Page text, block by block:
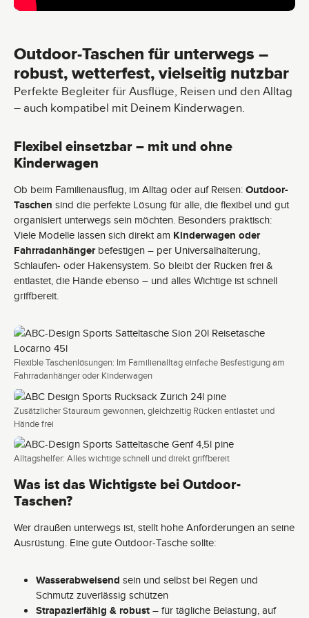
3
Outdoor-Taschen für unterwegs –
robust, wetterfest, vielseitig nutzbar
Perfekte Begleiter für Ausflüge, Reisen und den Alltag
– auch kompatibel mit Deinem Kinderwagen.
Flexibel einsetzbar – mit und ohne
Kinderwagen
Ob beim Familienausflug, im Alltag oder auf Reisen:Outdoor-
Taschen sind die perfekte Lösung für alle, die flexibel und gut
organisiert unterwegs sein möchten. Besonders praktisch:
Viele Modelle lassen sich direkt am Kinderwagen oder
Fahrradanhängerbefestigen – per Universalhalterung,
Schlaufen- oder Hakensystem. So bleibt der Rücken frei &
entlastet, die Hände ebenso – und alles Wichtige ist schnell
griffbereit.
Flexible Taschenlösungen: Im Familienalltag einfache Besfestigung am
Fahrradanhänger oder Kinderwagen
Zusätzlicher Stauraum gewonnen, gleichzeitig Rücken entlastet und
Hände frei
Alltagshelfer: Alles wichtige schnell und direkt griffbereit
Was ist das Wichtigste bei Outdoor-
Taschen?
Wer draußen unterwegs ist, stellt hohe Anforderungen an seine
Ausrüstung. Eine gute Outdoor-Tasche sollte:
Wasserabweisend sein und selbst bei Regen und
Schmutz zuverlässig schützen
Strapazierfähig & robust– für tägliche Belastung, auf